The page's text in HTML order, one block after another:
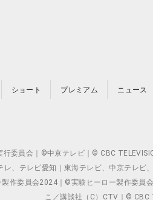
ショート プレミアム ニュース
行委員会｜©中京テレビ｜© CBC
レ、テレビ愛知｜東海テレビ、中京テレ
作委員会2024｜©実験ヒーロー製作委員
こ／講談社（C）CTV｜© CBC